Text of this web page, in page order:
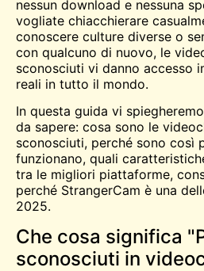
nessun download e nessuna
vogliate chiacchierare
conoscere culture diverse o
con qualcuno di nuovo, le
sconosciuti vi danno accesso
reali in tutto il mondo.
In questa guida vi
da sapere: cosa sono le
sconosciuti, perché sono così
funzionano, quali
tra le migliori piattaforme,
perché StrangerCam è una
2025.
Che cosa significa
sconosciuti in